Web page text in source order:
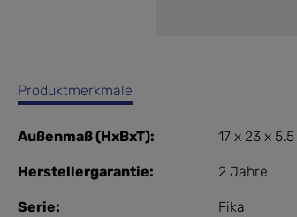
Produktmerkmale
Außenmaß (HxBxT): 17 x 23 x
Herstellergarantie: 2 Jahre
Serie: Fika